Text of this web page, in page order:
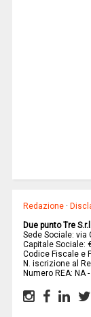
Redazione ·
Due punto Tre
Sede Sociale: via
Capitale Sociale:
Codice Fiscale e
N. iscrizione al
Numero REA: NA